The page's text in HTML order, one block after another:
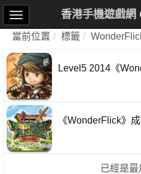
香港手機遊戲
當前位置 標籤
Level5 2014《
《WonderFlick》
已經是最